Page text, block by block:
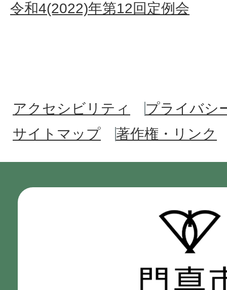
令和4(2022)年第12回定例会
アクセシビリティ
プライバシ
サイトマップ
著作権・リンク
市